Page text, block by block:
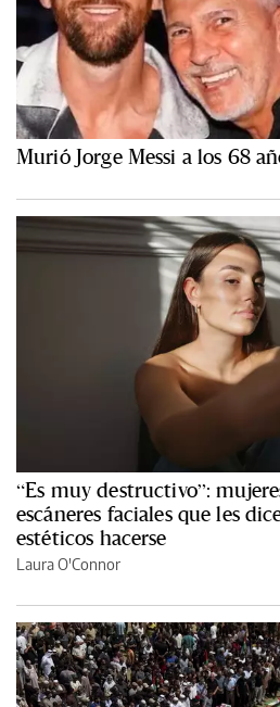
Murió Jorge Messi a los 68
“Es muy destructivo”:
escáneres faciales que les
estéticos hacerse
Laura O'Connor